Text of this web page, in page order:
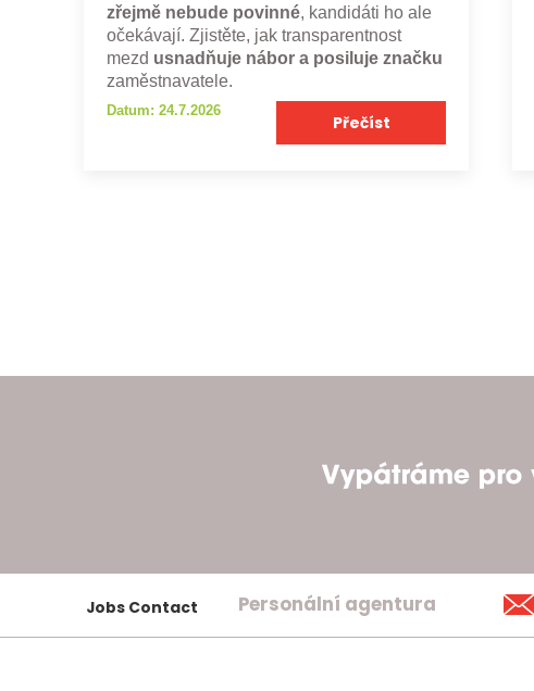
zřejmě nebude povinné, kandidáti ho ale
očekávají. Zjistěte, jak transparentnost
mezd usnadňuje nábor a posiluje značku
zaměstnavatele.
Datum: 24.7.2026
Přečíst
Jobs Contact Personální agentura